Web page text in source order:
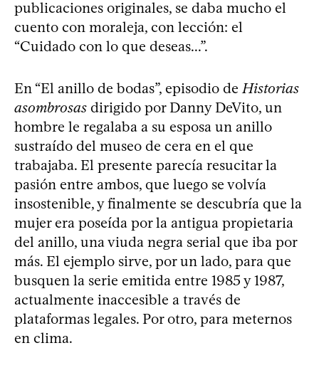
publicaciones originales, se daba mucho el
cuento con moraleja, con lección: el
“Cuidado con lo que deseas...”.
En “El anillo de bodas”, episodio de Historias
asombrosas dirigido por Danny DeVito, un
hombre le regalaba a su esposa un anillo
sustraído del museo de cera en el que
trabajaba. El presente parecía resucitar la
pasión entre ambos, que luego se volvía
insostenible, y finalmente se descubría que la
mujer era poseída por la antigua propietaria
del anillo, una viuda negra serial que iba por
más. El ejemplo sirve, por un lado, para que
busquen la serie emitida entre 1985 y 1987,
actualmente inaccesible a través de
plataformas legales. Por otro, para meternos
en clima.